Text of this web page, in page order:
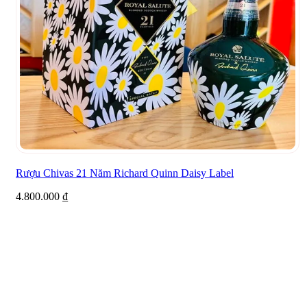
Rượu Chivas 21 Năm Richard Quinn Daisy Label
4.800.000 ₫